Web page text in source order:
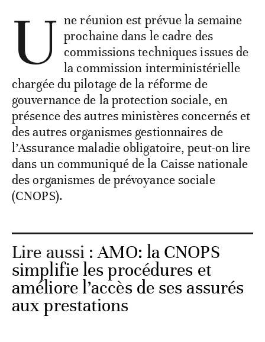
U ne réunion est prévue la semaine
prochaine dans le cadre des
commissions techniques issues de
la commission interministérielle
chargée du pilotage de la réforme de
gouvernance de la protection sociale, en
présence des autres ministères concernés et
des autres organismes gestionnaires de
l’Assurance maladie obligatoire, peut-on lire
dans un communiqué de la Caisse nationale
des organismes de prévoyance sociale
(CNOPS).
Lire aussi :AMO: la CNOPS
simplifie les procédures et
améliore l’accès de ses assurés
aux prestations